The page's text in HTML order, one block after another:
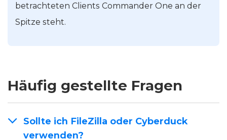
betrachteten Clients Commander One an der
Spitze steht.
Häufig gestellte Fragen
Sollte ich FileZilla oder Cyberduck
verwenden?